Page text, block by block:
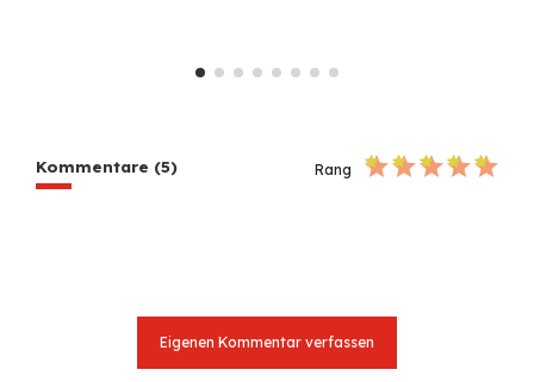
Kommentare (5) Rang
Eigenen Kommentar verfassen